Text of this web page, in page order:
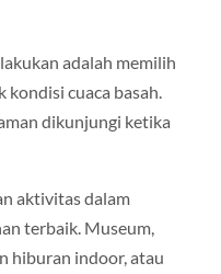
adalah memilih
cuaca basah.
dikunjungi ketika
aktivitas dalam
terbaik. Museum,
hiburan indoor, atau